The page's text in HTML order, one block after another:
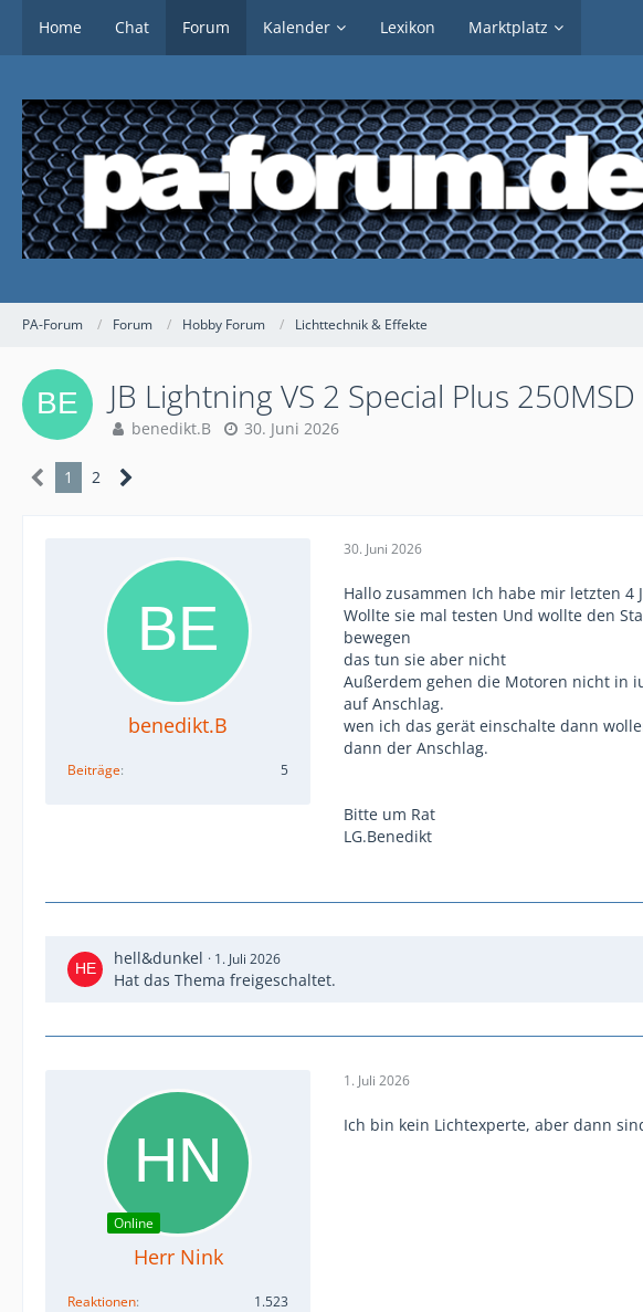
Home Chat Forum Kalender Lexikon Marktplatz
PA-Forum Forum Hobby Forum Lichttechnik & Effekte
JB Lightning VS 2 Special Plus 250MSD
benedikt.B 30. Juni 2026
1 2
benedikt.B
Beiträge 5
30. Juni 2026
Hallo zusammen Ich habe mir letzten 4
Wollte sie mal testen Und wollte den
bewegen
das tun sie aber nicht
Außerdem gehen die Motoren nicht in
auf Anschlag.
wen ich das gerät einschalte dann
dann der Anschlag.
Bitte um Rat
LG.Benedikt
hell&dunkel 1. Juli 2026
Hat das Thema freigeschaltet.
Online
Herr Nink
Reaktionen
1.523
1. Juli 2026
Ich bin kein Lichtexperte, aber dann